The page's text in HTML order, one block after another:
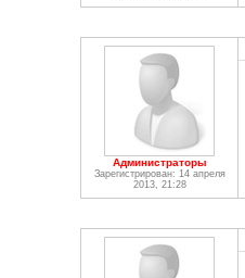
Администраторы
Зарегистрирован: 14 апреля
2013, 21:28